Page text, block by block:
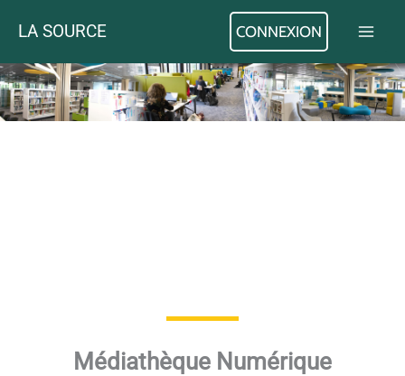
LA SOURCE CONNEXION
Médiathèque Numérique